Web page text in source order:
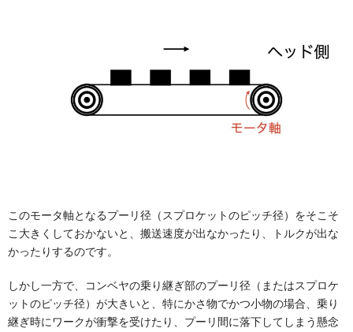
このモータ軸となるプーリ径（スプロケットのピッチ径）をそこそ
こ大きくしておかないと、搬送速度が出なかったり、トルクが出な
かったりするのです。
しかし一方で、コンベヤの乗り継ぎ部のプーリ径（またはスプロケ
ットのピッチ径）が大きいと、特にかさ物でかつ小物の場合、乗り
継ぎ時にワークが衝撃を受けたり、プーリ間に落下してしまう懸念